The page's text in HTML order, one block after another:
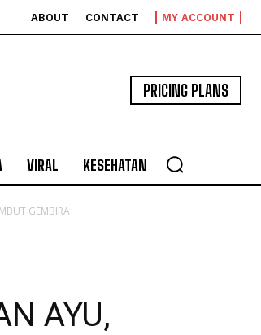
ABOUT CONTACT MY ACCOUNT
PRICING PLANS
VIRAL KESEHATAN
GEMBIRA
AYU,